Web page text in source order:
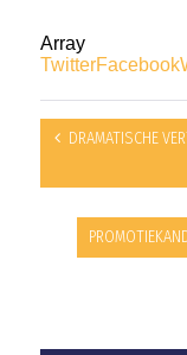
Array
TwitterFacebook
DRAMATISCHE